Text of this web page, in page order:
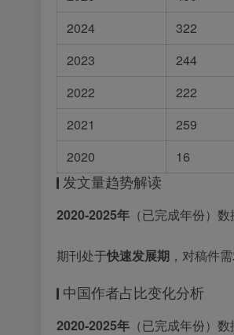
2024
322
2023
244
2022
222
2021
259
2020
16
发文量趋势解读
2020-2025年 （已完成年份）
期刊处于快速发展期 ，对稿件
中国作者占比变化分析
2020-2025年 （已完成年份）